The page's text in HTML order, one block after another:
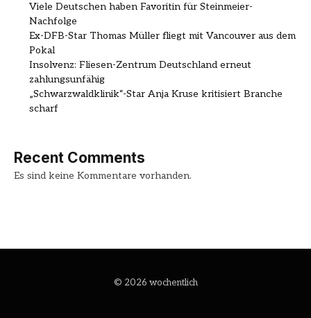
Viele Deutschen haben Favoritin für Steinmeier-
Nachfolge
Ex-DFB-Star Thomas Müller fliegt mit Vancouver aus dem
Pokal
Insolvenz: Fliesen-Zentrum Deutschland erneut
zahlungsunfähig
„Schwarzwaldklinik“-Star Anja Kruse kritisiert Branche
scharf
Recent Comments
Es sind keine Kommentare vorhanden.
© 2026 wochentlich